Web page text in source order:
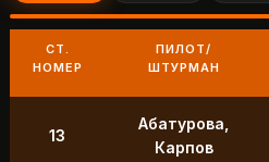
СТ.
НОМЕР
ПИЛОТ/
ШТУРМАН
Маслов, Ходько